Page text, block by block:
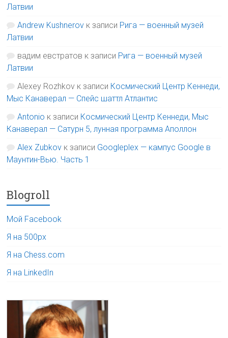
Латвии
Andrew Kushnerov к записи Рига — военный музей
Латвии
вадим евстратов к записи Рига — военный музей
Латвии
Alexey Rozhkov к записи Космический Центр Кеннеди,
Мыс Канаверал — Спейс шаттл Атлантис
Antonio к записи Космический Центр Кеннеди, Мыс
Канаверал — Сатурн 5, лунная программа Аполлон
Alex Zubkov к записи Googleplex — кампус Google в
Маунтин-Вью. Часть 1
Blogroll
Мой Facebook
Я на 500px
Я на Chess.com
Я на LinkedIn